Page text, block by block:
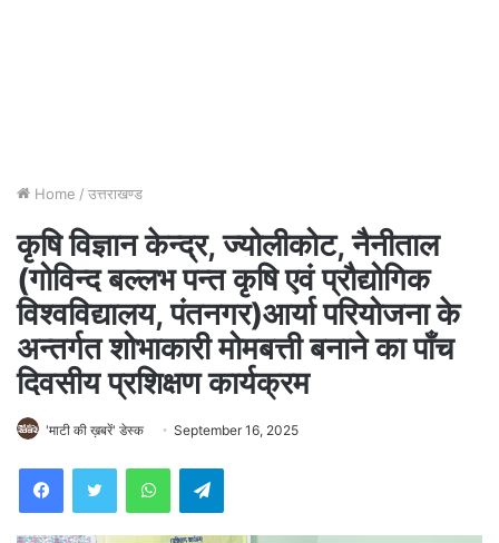
Home / उत्तराखण्ड
कृषि विज्ञान केन्द्र, ज्योलीकोट, नैनीताल
(गोविन्द बल्लभ पन्त कृषि एवं प्रौद्योगिक
विश्वविद्यालय, पंतनगर)आर्या परियोजना के
अन्तर्गत शोभाकारी मोमबत्ती बनाने का पाँच
दिवसीय प्रशिक्षण कार्यक्रम
'माटी की ख़बरें' डेस्क September 16, 2025
WhatsAppTelegram